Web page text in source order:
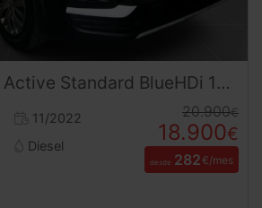
Active Standard BlueHDi 102CV (2022) – Ocasión Revisada ¡Desde 289 €/mes sin entrada!
11/2022
Diesel
20.900€
18.900€
desde 282€/mes